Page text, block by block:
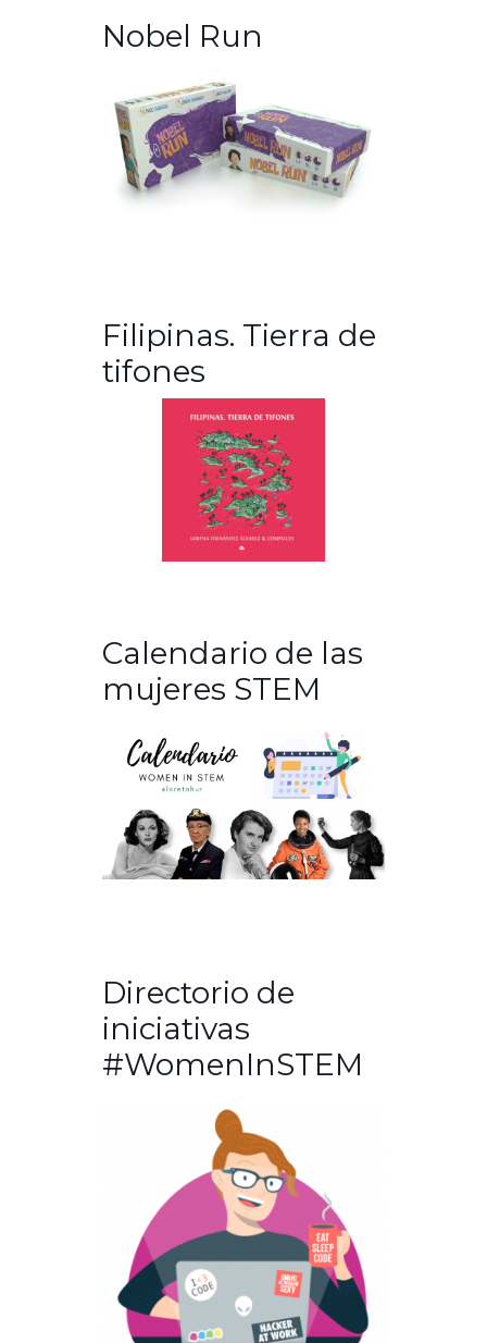
Nobel Run
Filipinas. Tierra de
tifones
Calendario de las
mujeres STEM
Directorio de
iniciativas
#WomenInSTEM